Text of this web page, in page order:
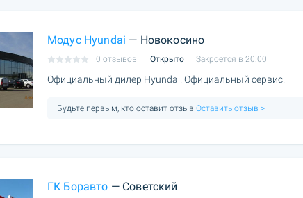
Модус Hyundai — Новокосино
0 отзывов Открыто Закроется в 20:00
Официальный дилер Hyundai. Официальный сервис.
Будьте первым, кто оставит отзыв Оставить отзыв >
ГК Боравто — Советский